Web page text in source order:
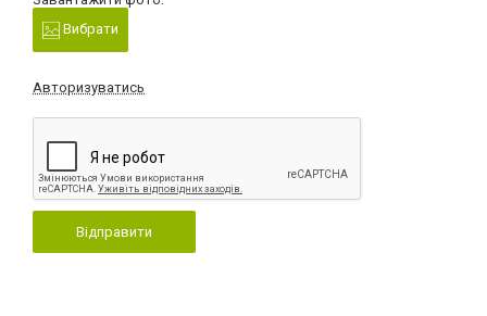
Вибрати
Авторизуватись
Відправити